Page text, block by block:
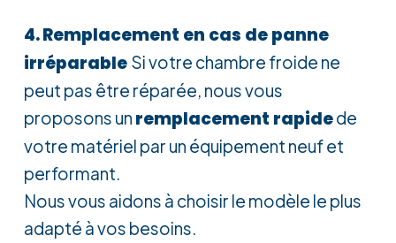
4.Remplacement en cas de panne
irréparable Si votre chambre froide ne
peut pas être réparée, nous vous
proposons un remplacement rapidede
votre matériel par un équipement neuf et
performant.
Nous vous aidons à choisir le modèle le plus
adapté à vos besoins.